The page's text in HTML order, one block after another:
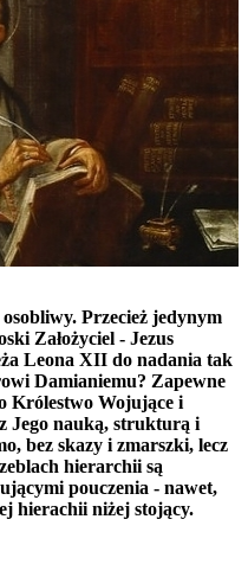
osobliwy. Przecież jedynym
Założyciel - Jezus
Leona XII do nadania tak
Damianiemu? Zapewne
Królestwo Wojujące i
Jego nauką, strukturą i
bez skazy i zmarszki, lecz
hierarchii są
pouczenia - nawet,
hierachii niżej stojący.